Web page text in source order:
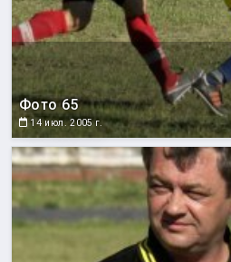
Фото 65
14 июл. 2005 г.